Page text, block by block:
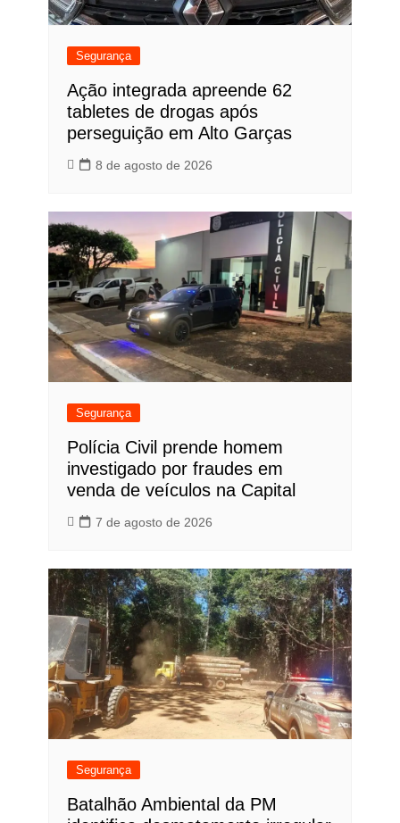
Segurança
Ação integrada apreende 62
tabletes de drogas após
perseguição em Alto Garças
8 de agosto de 2026
Segurança
Polícia Civil prende homem
investigado por fraudes em
venda de veículos na Capital
7 de agosto de 2026
Segurança
Batalhão Ambiental da PM